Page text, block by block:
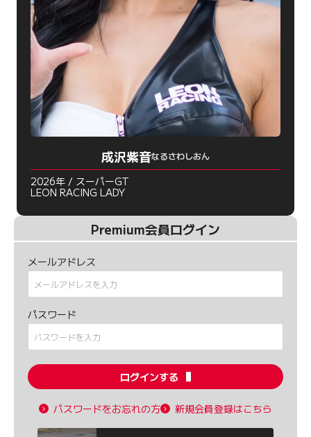
成沢紫音なるさわしおん
2026年 / スーパーGT
LEON RACING LADY
Premium会員ログイン
メールアドレス
パスワード
ログインする
パスワードをお忘れの方 新規会員登録はこちら